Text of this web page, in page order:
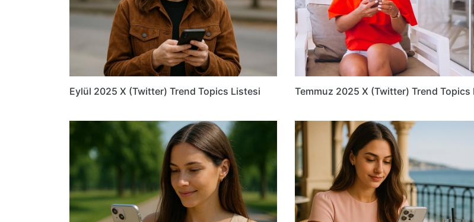
Eylül 2025 X (Twitter) Trend Topics Listesi Temmuz 2025 X (Twitter) Trend Topics